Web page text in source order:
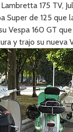
175 TV,
Super de 125
Vespa 160 GT
y trajo su nueva